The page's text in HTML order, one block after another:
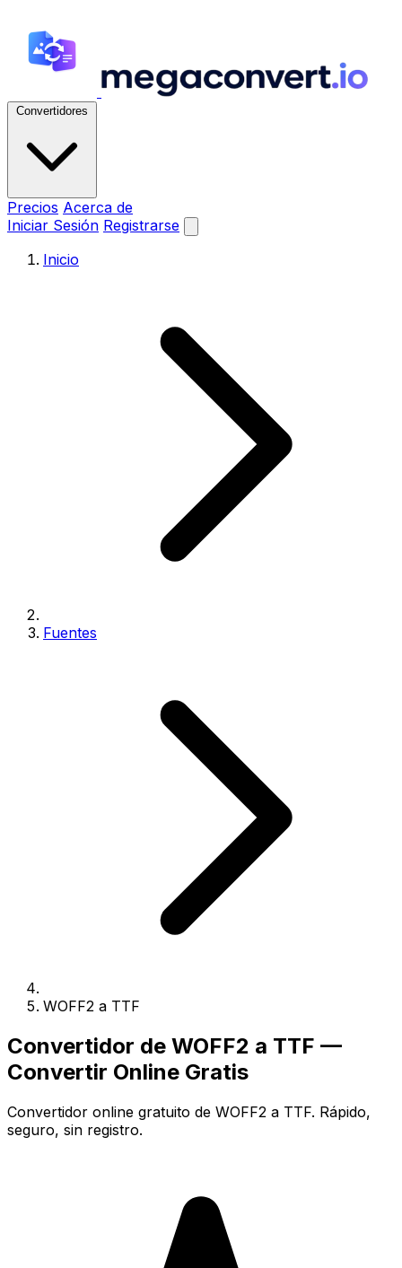
Convertidores
Precios Acerca de
Iniciar Sesión Registrarse
Inicio
Fuentes
WOFF2 a TTF
Convertidor de WOFF2 a TTF —
Convertir Online Gratis
Convertidor online gratuito de WOFF2 a TTF. Rápido,
seguro, sin registro.